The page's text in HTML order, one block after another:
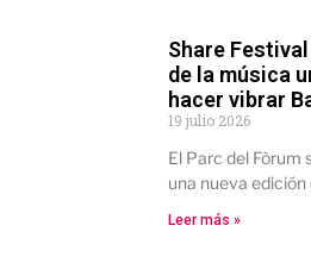
Share
de la música
hacer vibrar
19 julio 2026
El Parc del Fòrum
una nueva
Leer más »